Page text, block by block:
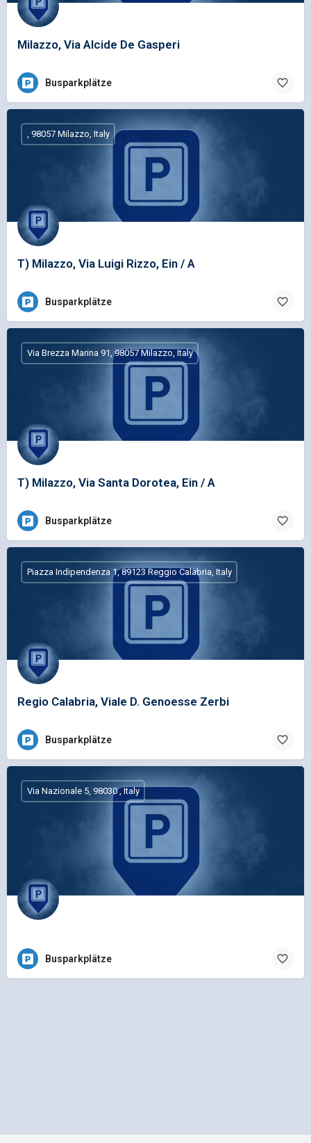
Milazzo, Via Alcide De Gasperi
Busparkplätze
T) Milazzo, Via Luigi Rizzo, Ein / A
, 98057 Milazzo, Italy
Busparkplätze
T) Milazzo, Via Santa Dorotea, Ein / A
Via Brezza Marina 91, 98057 Milazzo, Italy
Busparkplätze
Regio Calabria, Viale D. Genoesse Zerbi
Piazza Indipendenza 1, 89123 Reggio Calabria, Italy
Busparkplätze
Via Nazionale 5, 98030 , Italy
Busparkplätze